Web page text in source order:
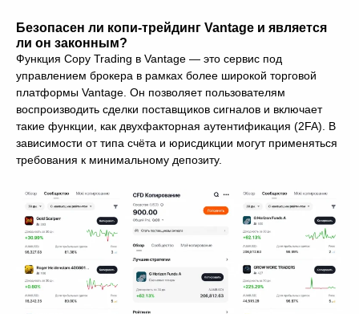
Безопасен ли копи-трейдинг Vantage и является
ли он законным?
Функция Copy Trading в Vantage — это сервис под
управлением брокера в рамках более широкой торговой
платформы Vantage. Он позволяет пользователям
воспроизводить сделки поставщиков сигналов и включает
такие функции, как двухфакторная аутентификация (2FA). В
зависимости от типа счёта и юрисдикции могут применяться
требования к минимальному депозиту.